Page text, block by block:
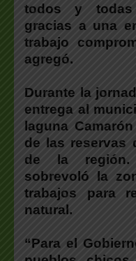
todos y
gracias a una
trabajo
agregó.
Durante la
entrega al
laguna
de las reservas
de la
sobrevoló la
trabajos para
natural.
“Para el